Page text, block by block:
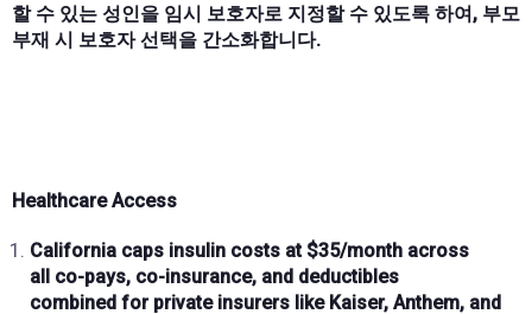
할 수 있는 성인을 임시 보호자로 지정할 수 있도록 하여, 부모
부재 시 보호자 선택을 간소화합니다.
Healthcare Access
California caps insulin costs at $35/month across
all co-pays, co-insurance, and deductibles
combined for private insurers like Kaiser, Anthem, and